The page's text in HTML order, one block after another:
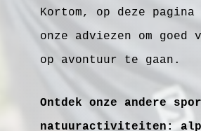
Kortom, op deze
onze adviezen om goed
op avontuur te gaan.
Ontdek onze andere
natuuractiviteiten: